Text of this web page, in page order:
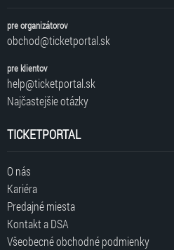
pre organizátorov
obchod@ticketportal.sk
pre klientov
help@ticketportal.sk
Najčastejšie otázky
TICKETPORTAL
O nás
Kariéra
Predajné miesta
Kontakt a DSA
Všeobecné obchodné podmienky